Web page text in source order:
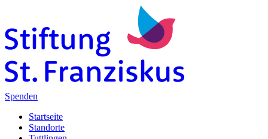
Spenden
Startseite
Standorte